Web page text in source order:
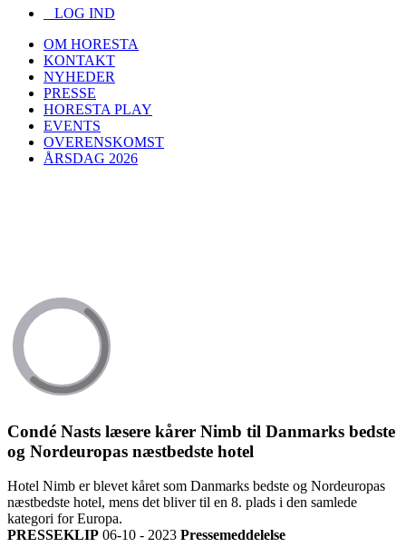
LOG IND
OM HORESTA
KONTAKT
NYHEDER
PRESSE
HORESTA PLAY
EVENTS
OVERENSKOMST
ÅRSDAG 2026
Condé Nasts læsere kårer Nimb til Danmarks bedste
og Nordeuropas næstbedste hotel
Hotel Nimb er blevet kåret som Danmarks bedste og Nordeuropas
næstbedste hotel, mens det bliver til en 8. plads i den samlede
kategori for Europa.
PRESSEKLIP 06-10 - 2023 Pressemeddelelse